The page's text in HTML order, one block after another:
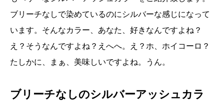
ブリーチなしで染めているのにシルバーな感じになって
います。そんなカラー、あなた、好きなんですよね？
え？そうなんですよね？えへへ。え？ホ、ホイコーロ？
たしかに、まぁ、美味しいですよね。うん。
ブリーチなしのシルバーアッシュカラ